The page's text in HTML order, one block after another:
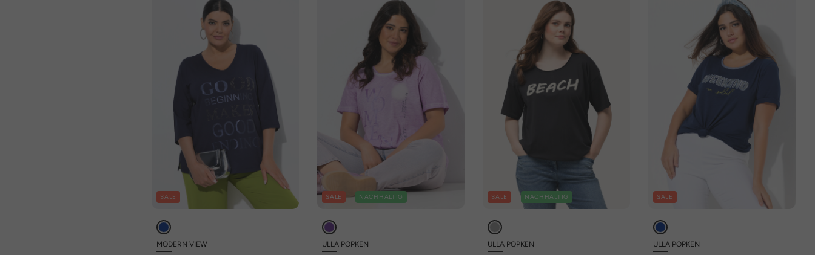
SALE
MODERN VIEW
SALE NACHHALTIG
ULLA POPKEN
SALE NACHHALTIG
ULLA POPKEN
SALE
ULLA POPKEN